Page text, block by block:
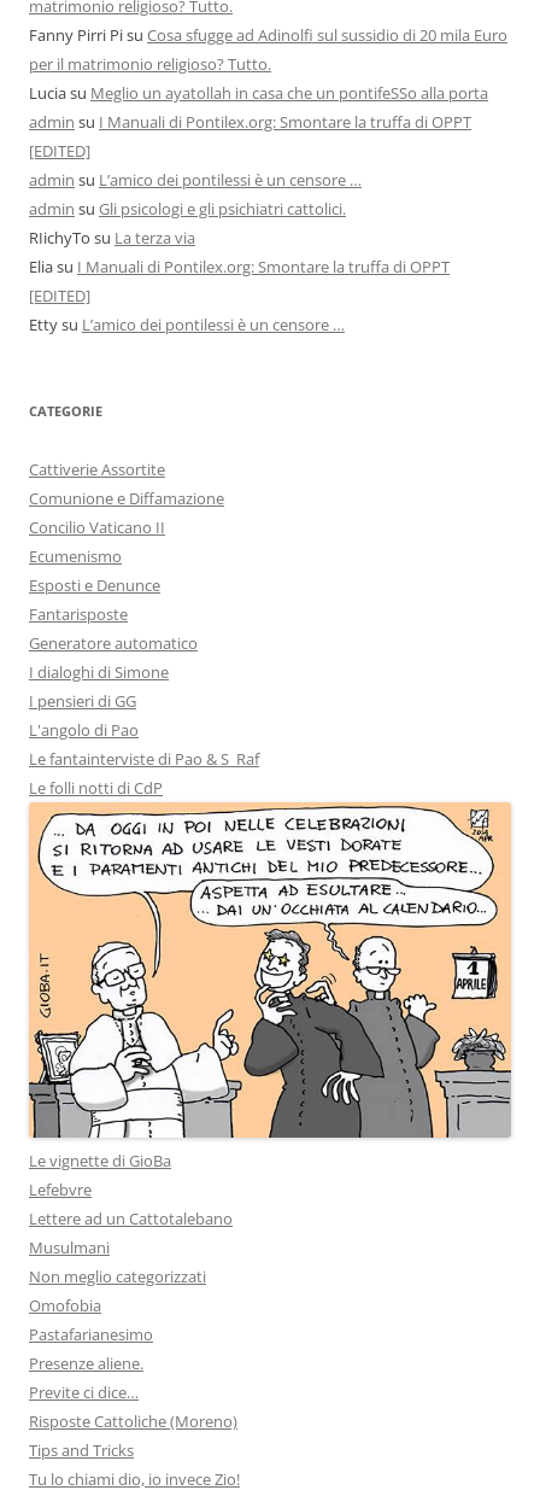
matrimonio religioso? Tutto.
Fanny Pirri Pisu Cosa sfugge ad Adinolfi sul sussidio di 20 mila Euro
per il matrimonio religioso? Tutto.
Luciasu Meglio un ayatollah in casa che un pontifeSSo alla porta
admin su I Manuali di Pontilex.org: Smontare la truffa di OPPT
[EDITED]
admin su L’amico dei pontilessi è un censore …
admin su Gli psicologi e gli psichiatri cattolici.
RIichyTo su La terza via
Eliasu I Manuali di Pontilex.org: Smontare la truffa di OPPT
[EDITED]
Ettysu L’amico dei pontilessi è un censore …
CATEGORIE
Cattiverie Assortite
Comunione e Diffamazione
Concilio Vaticano II
Ecumenismo
Esposti e Denunce
Fantarisposte
Generatore automatico
I dialoghi di Simone
I pensieri di GG
L'angolo di Pao
Le fantainterviste di Pao & S_Raf
Le folli notti di CdP
Le vignette di GioBa
Lefebvre
Lettere ad un Cattotalebano
Musulmani
Non meglio categorizzati
Omofobia
Pastafarianesimo
Presenze aliene.
Previte ci dice…
Risposte Cattoliche (Moreno)
Tips and Tricks
Tu lo chiami dio, io invece Zio!